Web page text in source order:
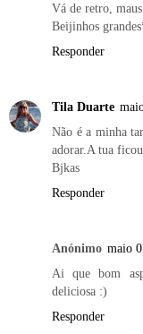
Vá de retro,
Beijinhos
Responder
Tila Duarte
Não é a minha
adorar.A tua
Bjkas
Responder
Anónimo maio
Ai que bom
deliciosa :)
Responder